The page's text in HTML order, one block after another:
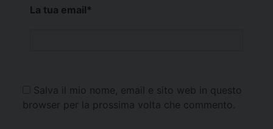
La tua email*
Salva il mio nome, email e sito web in questo
browser per la prossima volta che commento.